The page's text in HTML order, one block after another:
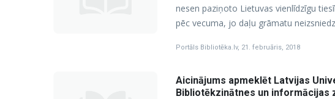
nesen paziņoto Lietuvas vienlīdzīgu
pēc vecuma, jo daļu grāmatu
Portāls Bibliotēka.lv, 21. februāris, 2018
Aicinājums apmeklēt Latvijas
Bibliotēkzinātnes un informācijas